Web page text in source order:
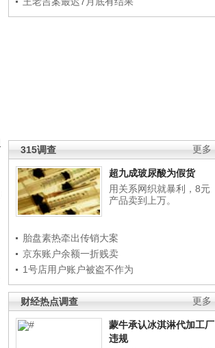
更多
315调查
超九成玻尿酸为假货
用关系网织就暴利，8元
产品卖到上万。
胎盘素热牵出传销大案
京东账户余额一折贱卖
1号店用户账户被盗不作为
更多
财经热点调查
蒙牛承认冰淇淋代加工厂
违规